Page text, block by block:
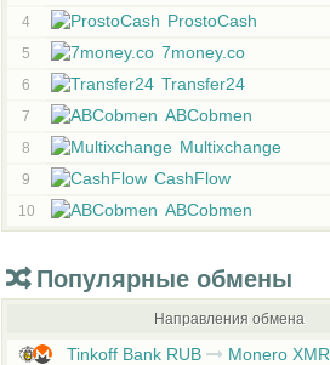
4 ProstoCash
5 7money.co
6 Transfer24
7 ABCobmen
8 Multixchange
9 CashFlow
10 ABCobmen
Популярные обмены
Направления обмена
Tinkoff Bank RUB
Monero XMR